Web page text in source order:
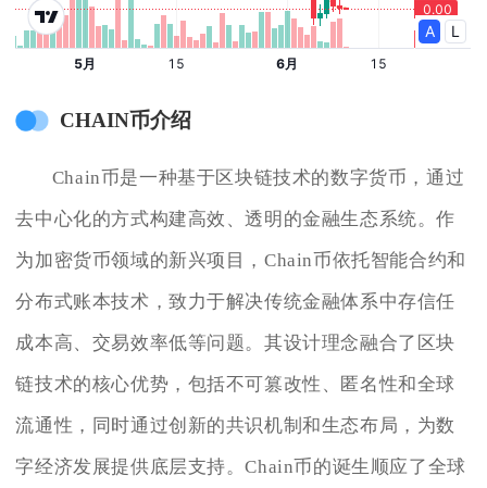
CHAIN币介绍
Chain币是一种基于区块链技术的数字货币，通过
去中心化的方式构建高效、透明的金融生态系统。作
为加密货币领域的新兴项目，Chain币依托智能合约和
分布式账本技术，致力于解决传统金融体系中存信任
成本高、交易效率低等问题。其设计理念融合了区块
链技术的核心优势，包括不可篡改性、匿名性和全球
流通性，同时通过创新的共识机制和生态布局，为数
字经济发展提供底层支持。Chain币的诞生顺应了全球